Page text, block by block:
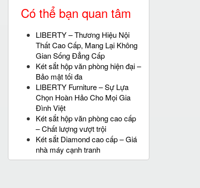
Có thể bạn quan tâm
LIBERTY – Thương Hiệu Nội
Thất Cao Cấp, Mang Lại Không
Gian Sống Đẳng Cấp
Két sắt hộp văn phòng hiện đại –
Bảo mật tối đa
LIBERTY Furniture – Sự Lựa
Chọn Hoàn Hảo Cho Mọi Gia
Đình Việt
Két sắt hộp văn phòng cao cấp
– Chất lượng vượt trội
Két sắt Diamond cao cấp – Giá
nhà máy cạnh tranh